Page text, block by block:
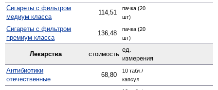
Сигареты с фильтром
медиум класса
114,51
пачка (20
шт)
Сигареты с фильтром
премиум класса
136,48
пачка (20
шт)
Лекарства стоимость
ед.
измерения
Антибиотики
отечественные
68,80
10 табл./
капсул